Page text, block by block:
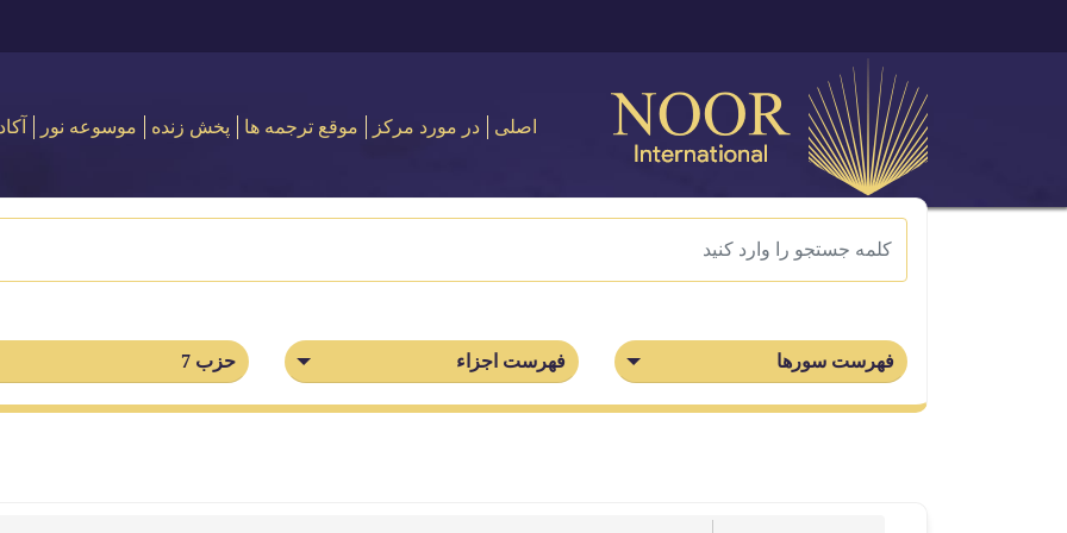
اصلی در مورد مركز موقع ترجمه ها پخش زنده موسوعه نور
فهرست سورها فهرست اجزاء حزب 7